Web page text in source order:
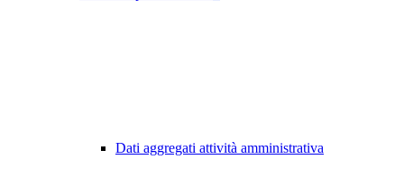
Dati aggregati attività amministrativa